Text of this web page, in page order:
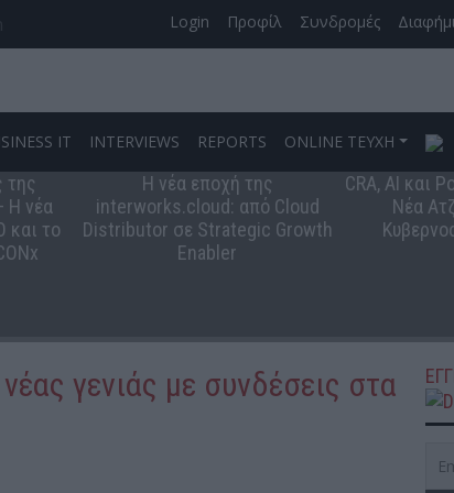
Login Προφίλ Συνδρομές
IT INTERVIEWS REPORTS ONLINE ΤΕΥΧΗ
της
Η νέα
και το
Η νέα εποχή της
interworks.cloud: από Cloud
Distributor σε Strategic Growth
Enabler
CRA, AI και
Νέα
γενιάς με συνδέσεις στα